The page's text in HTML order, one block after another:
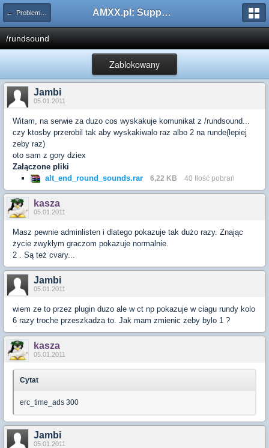
← Problemy z pluginami AMXX.pl: Support AMX Mod X i SourceMod
/rundsound
Zablokowany
Jambi
05.01.2011
Witam, na serwie za duzo cos wyskakuje komunikat z /rundsound...
czy ktosby przerobil tak aby wyskakiwalo raz albo 2 na runde(lepiej
zeby raz)
oto sam z gory dziex
Załączone pliki
alt_end_round_sounds.rar
6,22 KB 40 Ilość pobrań
kasza
05.01.2011
Masz pewnie adminlisten i dlatego pokazuje tak dużo razy. Znając
życie zwykłym graczom pokazuje normalnie.
2 . Są też cvary...
Jambi
05.01.2011
wiem ze to przez plugin duzo ale w ct np pokazuje w ciagu rundy kolo
6 razy troche przeszkadza to. Jak mam zmienic zeby bylo 1 ?
kasza
05.01.2011
Cytat
erc_time_ads 300
Jambi
05.01.2011